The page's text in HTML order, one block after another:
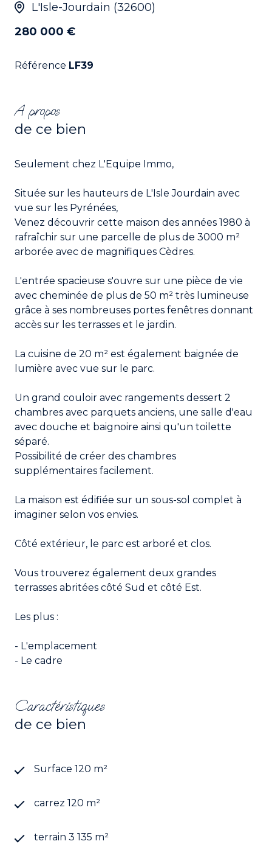
L'Isle-Jourdain (32600)
280 000 €
Référence LF39
A propos
de ce bien
Seulement chez L'Equipe Immo,
Située sur les hauteurs de L'Isle Jourdain avec
vue sur les Pyrénées,
Venez découvrir cette maison des années 1980 à
rafraîchir sur une parcelle de plus de 3000 m²
arborée avec de magnifiques Cèdres.
L'entrée spacieuse s'ouvre sur une pièce de vie
avec cheminée de plus de 50 m² très lumineuse
grâce à ses nombreuses portes fenêtres donnant
accès sur les terrasses et le jardin.
La cuisine de 20 m² est également baignée de
lumière avec vue sur le parc.
Un grand couloir avec rangements dessert 2
chambres avec parquets anciens, une salle d'eau
avec douche et baignoire ainsi qu'un toilette
séparé.
Possibilité de créer des chambres
supplémentaires facilement.
La maison est édifiée sur un sous-sol complet à
imaginer selon vos envies.
Côté extérieur, le parc est arboré et clos.
Vous trouverez également deux grandes
terrasses abritées côté Sud et côté Est.
Les plus :
- L'emplacement
- Le cadre
Caractéristiques
de ce bien
Surface 120 m²
carrez 120 m²
terrain 3 135 m²